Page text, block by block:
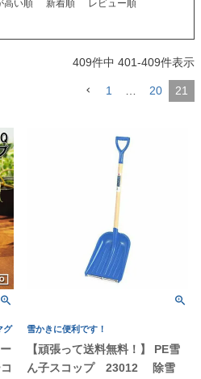
高い順 新着順 レビュー順
409件中 401-409件表示
1 20 21
グ 雪かきに便利です！
【頑張って送料無料！】 PE雪
ん子スコップ 23012 除雪